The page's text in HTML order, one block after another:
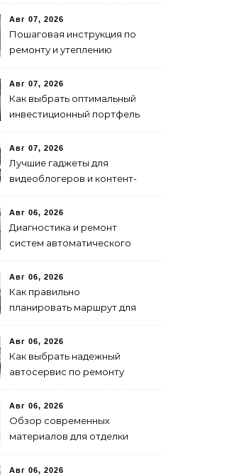
поддержки бизнеса в
России
Авг 07, 2026
Пошаговая инструкция по
ремонту и утеплению
Авг 07, 2026
Как выбрать оптимальный
инвестиционный портфель
Авг 07, 2026
Лучшие гаджеты для
видеоблогеров и контент-
Авг 06, 2026
Диагностика и ремонт
систем автоматического
советы и рекомендации
Авг 06, 2026
Как правильно
планировать маршрут для
и методы
Авг 06, 2026
Как выбрать надежный
автосервис по ремонту
рекомендации
Авг 06, 2026
Обзор современных
материалов для отделки
решения
Авг 06, 2026